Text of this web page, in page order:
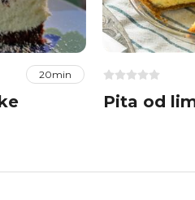
20min
Pita od